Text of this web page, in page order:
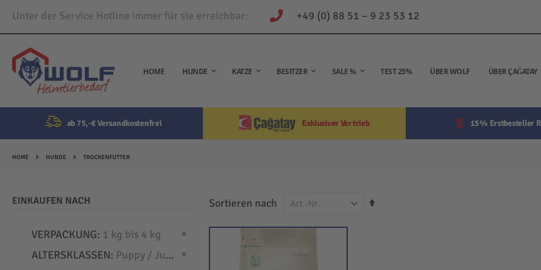
Unter der Service Hotline immer für sie erreichbar: +49 (0) 88 51 – 9 23 53 12
Direkt
zum
Inhalt
HOME HUNDE KATZE BESITZER SALE % TEST 25% ÜBER WOLF ÜBER ÇAĞATAY
ab 75,-€ Versandkostenfrei Exklusiver Vertrieb 15% Erstbesteller
HOME HUNDE TROCKENFUTTER
Sortieren nach
In
EINKAUFEN NACH
VERPACKUNG 1 kg bis 4 kg
ALTERSKLASSEN Puppy / Junior
Dies entfernen